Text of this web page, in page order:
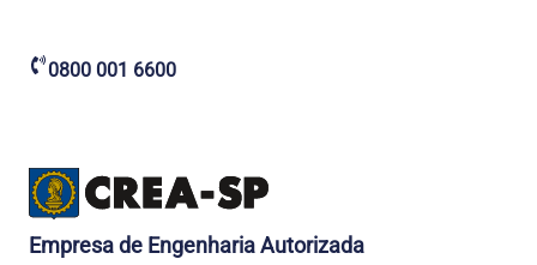
0800 001 6600
Empresa de Engenharia Autorizada